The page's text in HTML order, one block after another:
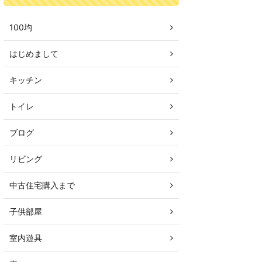
100均
はじめまして
キッチン
トイレ
ブログ
リビング
中古住宅購入まで
子供部屋
室内遊具